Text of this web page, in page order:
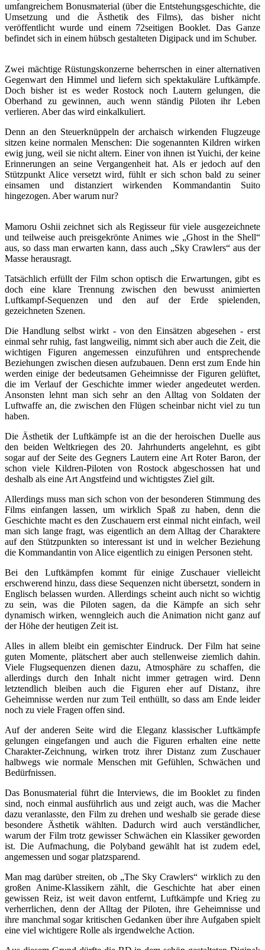
umfangreichem Bonusmaterial (über die Entstehungsgeschichte, die
Umsetzung und die Ästhetik des Films), das bisher nicht
veröffentlicht wurde und einem 72seitigen Booklet. Das Ganze
befindet sich in einem hübsch gestalteten Digipack und im Schuber.
Zwei mächtige Rüstungskonzerne beherrschen in einer alternativen
Gegenwart den Himmel und liefern sich spektakuläre Luftkämpfe.
Doch bisher ist es weder Rostock noch Lautern gelungen, die
Oberhand zu gewinnen, auch wenn ständig Piloten ihr Leben
verlieren. Aber das wird einkalkuliert.
Denn an den Steuerknüppeln der archaisch wirkenden Flugzeuge
sitzen keine normalen Menschen: Die sogenannten Kildren wirken
ewig jung, weil sie nicht altern. Einer von ihnen ist Yuichi, der keine
Erinnerungen an seine Vergangenheit hat. Als er jedoch auf den
Stützpunkt Alice versetzt wird, fühlt er sich schon bald zu seiner
einsamen und distanziert wirkenden Kommandantin Suito
hingezogen. Aber warum nur?
Mamoru Oshii zeichnet sich als Regisseur für viele ausgezeichnete
und teilweise auch preisgekrönte Animes wie „Ghost in the Shell“
aus, so dass man erwarten kann, dass auch „Sky Crawlers“ aus der
Masse herausragt.
Tatsächlich erfüllt der Film schon optisch die Erwartungen, gibt es
doch eine klare Trennung zwischen den bewusst animierten
Luftkampf-Sequenzen und den auf der Erde spielenden,
gezeichneten Szenen.
Die Handlung selbst wirkt - von den Einsätzen abgesehen - erst
einmal sehr ruhig, fast langweilig, nimmt sich aber auch die Zeit, die
wichtigen Figuren angemessen einzuführen und entsprechende
Beziehungen zwischen diesen aufzubauen. Denn erst zum Ende hin
werden einige der bedeutsamen Geheimnisse der Figuren gelüftet,
die im Verlauf der Geschichte immer wieder angedeutet werden.
Ansonsten lehnt man sich sehr an den Alltag von Soldaten der
Luftwaffe an, die zwischen den Flügen scheinbar nicht viel zu tun
haben.
Die Ästhetik der Luftkämpfe ist an die der heroischen Duelle aus
den beiden Weltkriegen des 20. Jahrhunderts angelehnt, es gibt
sogar auf der Seite des Gegners Lautern eine Art Roter Baron, der
schon viele Kildren-Piloten von Rostock abgeschossen hat und
deshalb als eine Art Angstfeind und wichtigstes Ziel gilt.
Allerdings muss man sich schon von der besonderen Stimmung des
Films einfangen lassen, um wirklich Spaß zu haben, denn die
Geschichte macht es den Zuschauern erst einmal nicht einfach, weil
man sich lange fragt, was eigentlich an dem Alltag der Charaktere
auf den Stützpunkten so interessant ist und in welcher Beziehung
die Kommandantin von Alice eigentlich zu einigen Personen steht.
Bei den Luftkämpfen kommt für einige Zuschauer vielleicht
erschwerend hinzu, dass diese Sequenzen nicht übersetzt, sondern in
Englisch belassen wurden. Allerdings scheint auch nicht so wichtig
zu sein, was die Piloten sagen, da die Kämpfe an sich sehr
dynamisch wirken, wenngleich auch die Animation nicht ganz auf
der Höhe der heutigen Zeit ist.
Alles in allem bleibt ein gemischter Eindruck. Der Film hat seine
guten Momente, plätschert aber auch stellenweise ziemlich dahin.
Viele Flugsequenzen dienen dazu, Atmosphäre zu schaffen, die
allerdings durch den Inhalt nicht immer getragen wird. Denn
letztendlich bleiben auch die Figuren eher auf Distanz, ihre
Geheimnisse werden nur zum Teil enthüllt, so dass am Ende leider
noch zu viele Fragen offen sind.
Auf der anderen Seite wird die Eleganz klassischer Luftkämpfe
gelungen eingefangen und auch die Figuren erhalten eine nette
Charakter-Zeichnung, wirken trotz ihrer Distanz zum Zuschauer
halbwegs wie normale Menschen mit Gefühlen, Schwächen und
Bedürfnissen.
Das Bonusmaterial führt die Interviews, die im Booklet zu finden
sind, noch einmal ausführlich aus und zeigt auch, was die Macher
dazu veranlasste, den Film zu drehen und weshalb sie gerade diese
besondere Ästhetik wählten. Dadurch wird auch verständlicher,
warum der Film trotz gewisser Schwächen ein Klassiker geworden
ist. Die Aufmachung, die Polyband gewählt hat ist zudem edel,
angemessen und sogar platzsparend.
Man mag darüber streiten, ob „The Sky Crawlers“ wirklich zu den
großen Anime-Klassikern zählt, die Geschichte hat aber einen
gewissen Reiz, ist weit davon entfernt, Luftkämpfe und Krieg zu
verherrlichen, denn der Alltag der Piloten, ihre Geheimnisse und
ihre manchmal sogar kritischen Gedanken über ihre Aufgaben spielt
eine viel wichtigere Rolle als irgendwelche Action.